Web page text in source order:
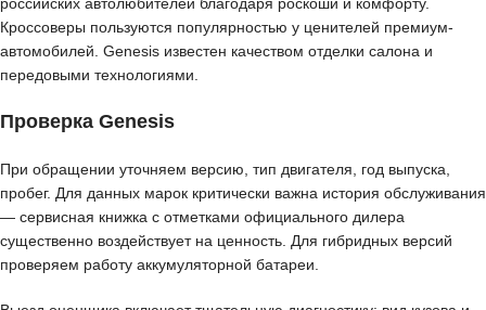
Кроссоверы пользуются популярностью у ценителей премиум-
автомобилей. Genesis известен качеством отделки салона и
передовыми технологиями.
Проверка Genesis
При обращении уточняем версию, тип двигателя, год выпуска,
пробег. Для данных марок критически важна история обслуживания
— сервисная книжка с отметками официального дилера
существенно воздействует на ценность. Для гибридных версий
проверяем работу аккумуляторной батареи.